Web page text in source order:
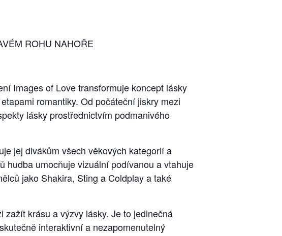
ROHU NAHOŘE
Images of Love transformuje koncept lásky
romantiky. Od počáteční jiskry mezi
lásky prostřednictvím podmanivého
jej divákům všech věkových kategorií a
hudba umocňuje vizuální podívanou a vtahuje
jako Shakira, Sting a Coldplay a také
krásu a výzvy lásky. Je to jedinečná
interaktivní a nezapomenutelný